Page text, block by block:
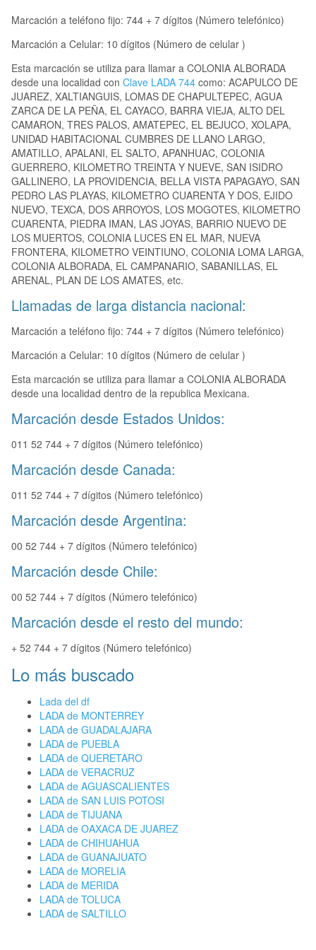
Marcación a teléfono fijo: 744 + 7 dígitos (Número telefónico)
Marcación a Celular: 10 dígitos (Número de celular )
Esta marcación se utiliza para llamar a COLONIA ALBORADA
desde una localidad con Clave LADA 744 como: ACAPULCO DE
JUAREZ, XALTIANGUIS, LOMAS DE CHAPULTEPEC, AGUA
ZARCA DE LA PEÑA, EL CAYACO, BARRA VIEJA, ALTO DEL
CAMARON, TRES PALOS, AMATEPEC, EL BEJUCO, XOLAPA,
UNIDAD HABITACIONAL CUMBRES DE LLANO LARGO,
AMATILLO, APALANI, EL SALTO, APANHUAC, COLONIA
GUERRERO, KILOMETRO TREINTA Y NUEVE, SAN ISIDRO
GALLINERO, LA PROVIDENCIA, BELLA VISTA PAPAGAYO, SAN
PEDRO LAS PLAYAS, KILOMETRO CUARENTA Y DOS, EJIDO
NUEVO, TEXCA, DOS ARROYOS, LOS MOGOTES, KILOMETRO
CUARENTA, PIEDRA IMAN, LAS JOYAS, BARRIO NUEVO DE
LOS MUERTOS, COLONIA LUCES EN EL MAR, NUEVA
FRONTERA, KILOMETRO VEINTIUNO, COLONIA LOMA LARGA,
COLONIA ALBORADA, EL CAMPANARIO, SABANILLAS, EL
ARENAL, PLAN DE LOS AMATES, etc.
Llamadas de larga distancia nacional:
Marcación a teléfono fijo: 744 + 7 dígitos (Número telefónico)
Marcación a Celular: 10 dígitos (Número de celular )
Esta marcación se utiliza para llamar a COLONIA ALBORADA
desde una localidad dentro de la republica Mexicana.
Marcación desde Estados Unidos:
011 52 744 + 7 dígitos (Número telefónico)
Marcación desde Canada:
011 52 744 + 7 dígitos (Número telefónico)
Marcación desde Argentina:
00 52 744 + 7 dígitos (Número telefónico)
Marcación desde Chile:
00 52 744 + 7 dígitos (Número telefónico)
Marcación desde el resto del mundo:
+ 52 744 + 7 dígitos (Número telefónico)
Lo más buscado
Lada del df
LADA de MONTERREY
LADA de GUADALAJARA
LADA de PUEBLA
LADA de QUERETARO
LADA de VERACRUZ
LADA de AGUASCALIENTES
LADA de SAN LUIS POTOSI
LADA de TIJUANA
LADA de OAXACA DE JUAREZ
LADA de CHIHUAHUA
LADA de GUANAJUATO
LADA de MORELIA
LADA de MERIDA
LADA de TOLUCA
LADA de SALTILLO